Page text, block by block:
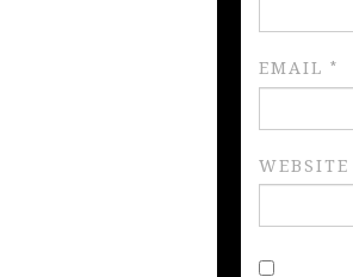
EMAIL *
WEBSITE